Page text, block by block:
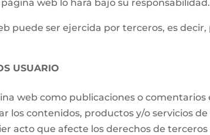
web lo hará bajo su responsabilidad.
puede ser ejercida por terceros, es
USUARIO
web como publicaciones o
los contenidos, productos y/o servicios
acto que afecte los derechos de